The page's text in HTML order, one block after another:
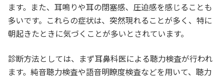
ます。また、耳鳴りや耳の閉塞感、圧迫感を感じることも
多いです。これらの症状は、突然現れることが多く、特に
朝起きたときに気づくことが多いとされています。
診断方法としては、まず耳鼻科医による聴力検査が行われ
ます。純音聴力検査や語音明瞭度検査などを用いて、聴力